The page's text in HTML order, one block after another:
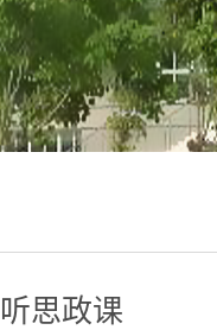
思政课